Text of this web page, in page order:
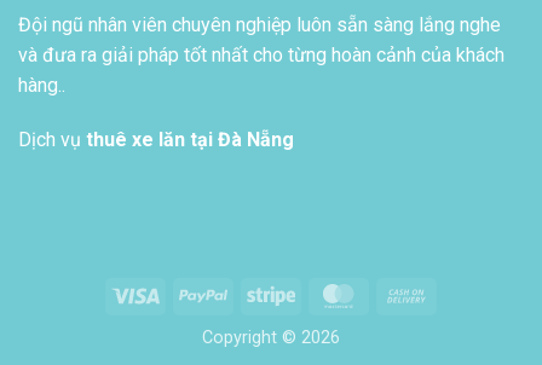
Đội ngũ nhân viên chuyên nghiệp luôn sẵn sàng lắng nghe
và đưa ra giải pháp tốt nhất cho từng hoàn cảnh của khách
hàng..
Dịch vụ thuê xe lăn tại Đà Nẵng
Visa PayPal Stripe MasterCard
Copyright © 2026